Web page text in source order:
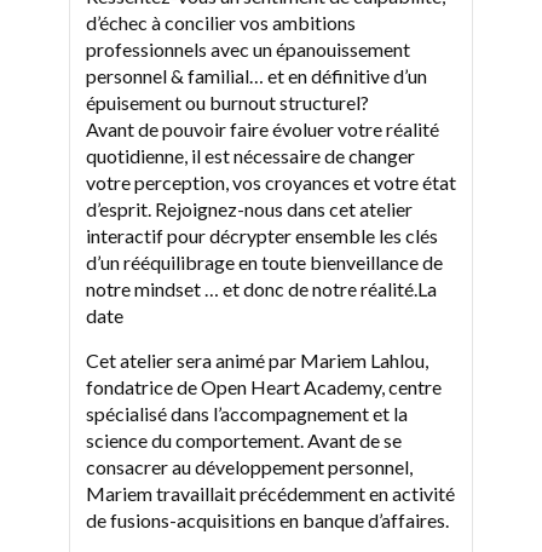
d’échec à concilier vos ambitions
professionnels avec un épanouissement
personnel & familial… et en définitive d’un
épuisement ou burnout structurel?
Avant de pouvoir faire évoluer votre réalité
quotidienne, il est nécessaire de changer
votre perception, vos croyances et votre état
d’esprit. Rejoignez-nous dans cet atelier
interactif pour décrypter ensemble les clés
d’un rééquilibrage en toute bienveillance de
notre mindset … et donc de notre réalité.La
date
Cet atelier sera animé par Mariem Lahlou,
fondatrice de Open Heart Academy, centre
spécialisé dans l’accompagnement et la
science du comportement. Avant de se
consacrer au développement personnel,
Mariem travaillait précédemment en activité
de fusions-acquisitions en banque d’affaires.